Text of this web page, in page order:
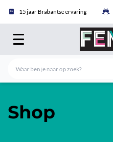
15 jaar Brabantse ervaring
Shop